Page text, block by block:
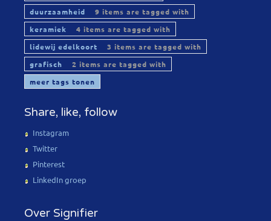
duurzaamheid
9 items are tagged with
keramiek
4 items are tagged with
lidewij edelkoort
3 items are tagged with
grafisch
2 items are tagged with
meer tags tonen
Share, like, follow
Instagram
Twitter
Pinterest
LinkedIn groep
Over Signifier